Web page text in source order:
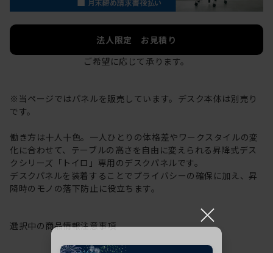
法人限定 お見積り
ご希望に応じて承ります。
※当ページではパネルを販売しています。デスク本体は別売り
です。
働き方は十人十色。一人ひとりの体格差やワークスタイルの変
化に合わせて、テーブルの高さを自由に変えられる昇降式デス
クシリーズ「トイロ」専用のデスクパネルです。
デスクパネルを装着することでプライバシーの確保に加え、昇
降時のモノの落下防止に役立ちます。
選択中の商品情報注意事項 ×